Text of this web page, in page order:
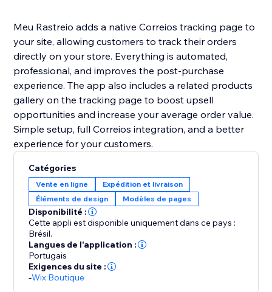
Meu Rastreio adds a native Correios tracking page to
your site, allowing customers to track their orders
directly on your store. Everything is automated,
professional, and improves the post-purchase
experience. The app also includes a related products
gallery on the tracking page to boost upsell
opportunities and increase your average order value.
Simple setup, full Correios integration, and a better
experience for your customers.
Catégories
Vente en ligne
Expédition et livraison
Éléments de design
Modèles de pages
Disponibilité :
Cette appli est disponible uniquement dans ce pays :
Brésil.
Langues de l'application :
Portugais
Exigences du site :
-Wix Boutique